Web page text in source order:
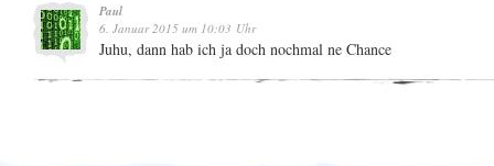
Paul
6. Januar 2015 um 10:03 Uhr
Juhu, dann hab ich ja doch nochmal ne Chance